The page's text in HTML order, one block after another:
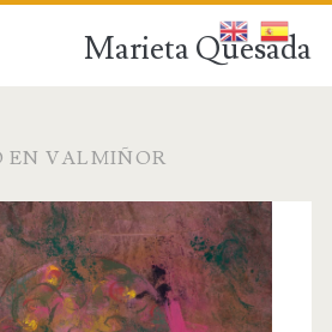
Marieta Quesada
EN VALMIÑOR